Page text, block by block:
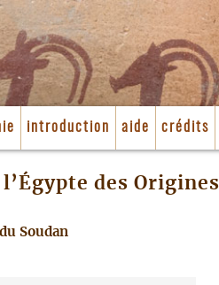
introduction aide crédits
des Origines
Soudan